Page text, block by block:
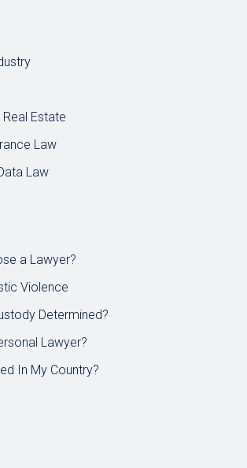
Estate
Law
Law
a Lawyer?
Violence
Determined?
Lawyer?
In My Country?